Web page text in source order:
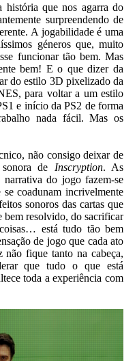
história que nos agarra do
surpreendendo de
A jogabilidade é uma
géneros que, muito
funcionar tão bem. Mas
bem! E o que dizer da
do estilo 3D pixelizado da
para voltar a um estilo
e início da PS2 de forma
nada fácil. Mas os
não consigo deixar de
de Inscryption. As
narrativa do jogo fazem-se
coadunam incrivelmente
sonoros das cartas que
bem resolvido, do sacrificar
está tudo tão bem
de jogo que cada ato
não fique tanto na cabeça,
que tudo o que está
toda a experiência com